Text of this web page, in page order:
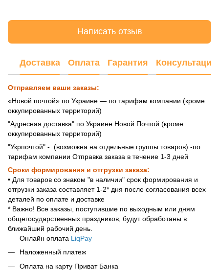
Написать отзыв
Доставка Оплата Гарантия Консультация
Отправляем ваши заказы:
«Новой почтой» по Украине — по тарифам компании (кроме
оккупированных территорий)
"Адресная доставка" по Украине Новой Почтой (кроме
оккупированных территорий)
"Укрпочтой" - (возможна на отдельные группы товаров) -по
тарифам компании Отправка заказа в течение 1-3 дней
Сроки формирования и отгрузки заказа:
• Для товаров со знаком "в наличии" срок формирования и
отгрузки заказа составляет 1-2* дня после согласования всех
деталей по оплате и доставке
* Важно! Все заказы, поступившие по выходным или дням
общегосударственных праздников, будут обработаны в
ближайший рабочий день.
Онлайн оплата LiqPay
Наложенный платеж
Оплата на карту Приват Банка